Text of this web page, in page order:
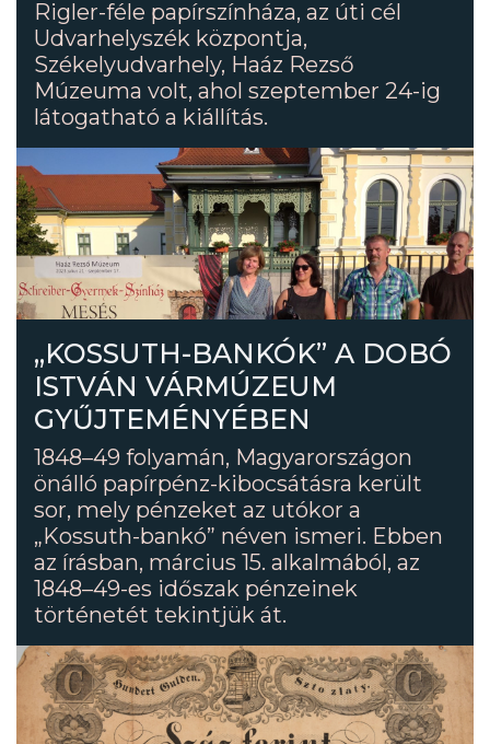
Rigler-féle papírszínháza, az úti cél
Udvarhelyszék központja,
Székelyudvarhely, Haáz Rezső
Múzeuma volt, ahol szeptember 24-ig
látogatható a kiállítás.
„KOSSUTH-BANKÓK” A DOBÓ
ISTVÁN VÁRMÚZEUM
GYŰJTEMÉNYÉBEN
1848–49 folyamán, Magyarországon
önálló papírpénz-kibocsátásra került
sor, mely pénzeket az utókor a
„Kossuth-bankó” néven ismeri. Ebben
az írásban, március 15. alkalmából, az
1848–49-es időszak pénzeinek
történetét tekintjük át.